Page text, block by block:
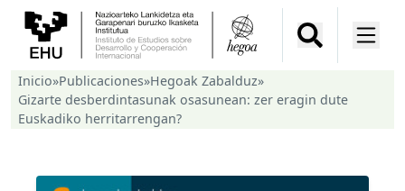
Inicio»Publicaciones»Hegoak Zabalduz»
Gizarte desberdintasunak osasunean: zer eragin dute
Euskadiko herritarrengan?